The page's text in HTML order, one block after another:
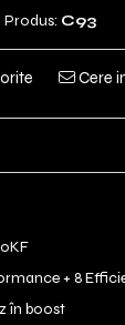
Produs: C93
Cere
+ 8
în boost